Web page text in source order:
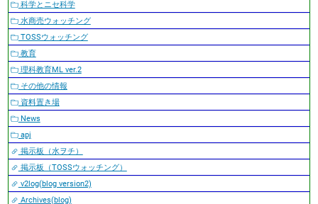
科学とニセ科学
水商売ウォッチング
TOSSウォッチング
教育
理科教育ML ver.2
その他の情報
資料置き場
News
apj
掲示板（水ヲチ）
掲示板（TOSSウォッチング）
v2log(blog version2)
Archives(blog)